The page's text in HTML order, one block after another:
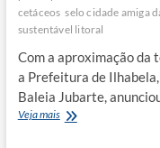
cetáceos selo cidade amiga
sustentável litoral
Com a aproximação da
a Prefeitura de
Baleia Jubarte,
Veja maisIlhabela